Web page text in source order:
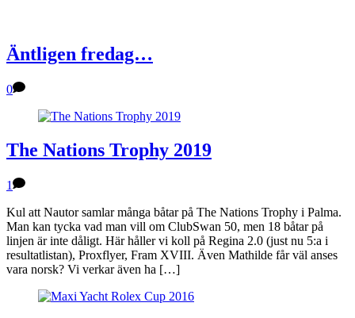
Äntligen fredag…
0
The Nations Trophy 2019
1
Kul att Nautor samlar många båtar på The Nations Trophy i Palma.
Man kan tycka vad man vill om ClubSwan 50, men 18 båtar på
linjen är inte dåligt. Här håller vi koll på Regina 2.0 (just nu 5:a i
resultatlistan), Proxflyer, Fram XVIII. Även Mathilde får väl anses
vara norsk? Vi verkar även ha […]